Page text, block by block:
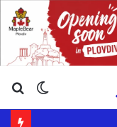
Търсене ...